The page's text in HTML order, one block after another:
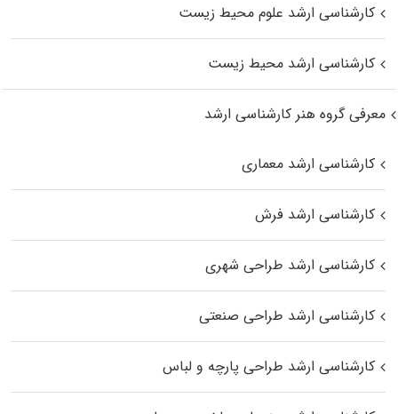
کارشناسی ارشد علوم محیط‌ زیست
کارشناسی ارشد محیط زیست
معرفی گروه هنر کارشناسی ارشد
کارشناسی ارشد معماری
کارشناسی ارشد فرش
کارشناسی ارشد طراحی شهری
کارشناسی ارشد طراحی صنعتی
کارشناسی ارشد طراحی پارچه و لباس